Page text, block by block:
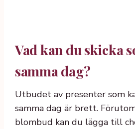
Vad kan du skicka
samma dag?
Utbudet av presenter som
samma dag är brett.
blombud kan du lägga till